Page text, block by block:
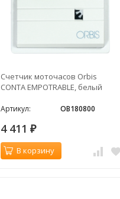
Счетчик моточасов Orbis
CONTA EMPOTRABLE, белый
Артикул: OB180800
4 411 ₽
В корзину